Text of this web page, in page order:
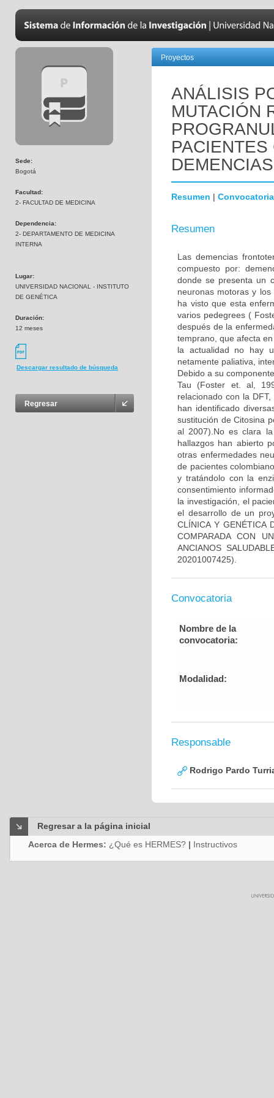
Sede:
Bogotá
Facultad:
2- FACULTAD DE MEDICINA
Dependencia:
2- DEPARTAMENTO DE MEDICINA
INTERNA
Lugar:
UNIVERSIDAD NACIONAL - INSTITUTO
DE GENÉTICA
Duración:
12 meses
Descargar resultado de búsqueda
Regresar
Proyectos
ANÁLISIS
MUTACIÓN
Resumen | Convocatoria
Resumen
Las demencias
compuesto por:
donde se presenta un
neuronas motoras y
ha visto que esta
varios pedegrees (
después de la
temprano, que afecta
la actualidad no hay
netamente paliativa,
Debido a su
Tau (Foster et. al,
relacionado con la
han identificado
sustitución de Citosina
al 2007).No es clara
hallazgos han abierto
otras enfermedades
de pacientes
y tratándolo con la
consentimiento
la investigación, el
el desarrollo de un
CLÍNICA Y GENÉTICA
COMPARADA CON
ANCIANOS
20201007425).
Convocatoria
Nombre de la
convocatoria:
Modalidad:
Responsable
Rodrigo Pardo
Regresar a la página inicial
Acerca de Hermes: ¿Qué es HERMES? | Instructivos